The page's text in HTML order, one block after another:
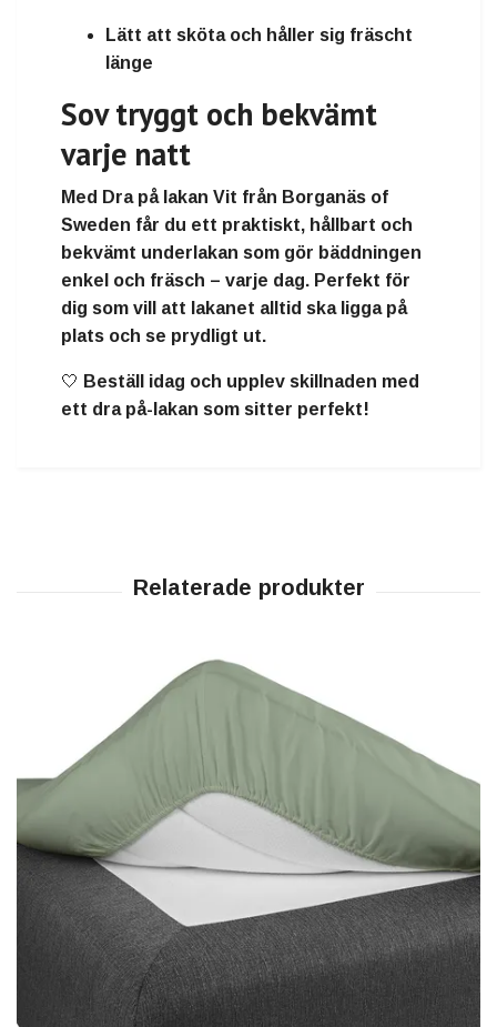
Lätt att sköta och håller sig fräscht
länge
Sov tryggt och bekvämt
varje natt
Med Dra på lakan Vit från Borganäs of
Sweden får du ett praktiskt, hållbart och
bekvämt underlakan som gör bäddningen
enkel och fräsch – varje dag. Perfekt för
dig som vill att lakanet alltid ska ligga på
plats och se prydligt ut.
🤍 Beställ idag och upplev skillnaden med
ett dra på-lakan som sitter perfekt!